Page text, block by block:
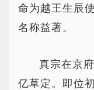
命为越王生辰
名称益著。
真宗在京
亿草定。即位